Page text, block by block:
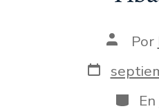
Autor
la
entrada
Por
Fecha
de
publicación
En